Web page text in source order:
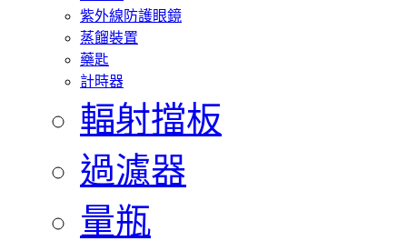
紫外線防護眼鏡
蒸餾裝置
藥匙
計時器
輻射擋板
過濾器
量瓶